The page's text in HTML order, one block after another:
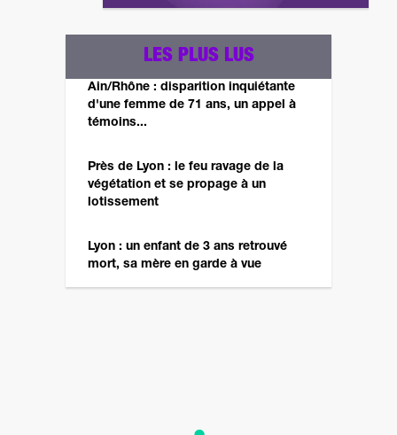
LES PLUS LUS
Ain/Rhône : disparition inquiétante
d'une femme de 71 ans, un appel à
témoins...
Près de Lyon : le feu ravage de la
végétation et se propage à un
lotissement
Lyon : un enfant de 3 ans retrouvé
mort, sa mère en garde à vue